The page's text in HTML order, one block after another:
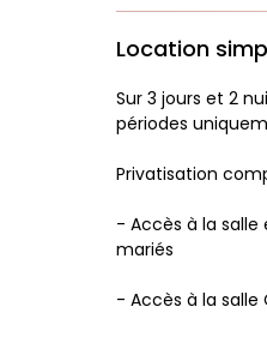
Location
Sur 3 jours et 2
périodes
Privatisation
- Accès à la salle
mariés
- Accès à la